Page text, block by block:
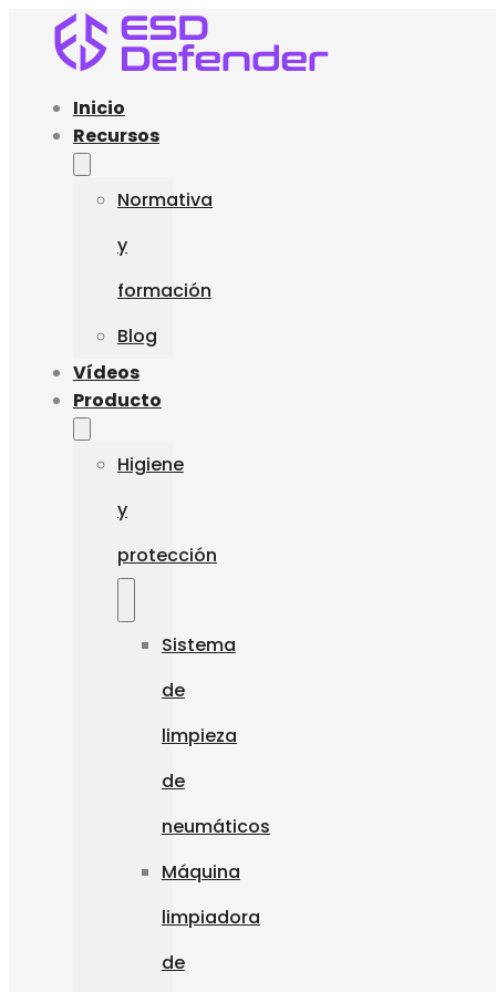
Inicio
Recursos
Normativa
y
formación
Blog
Vídeos
Producto
Higiene
y
protección
Sistema
de
limpieza
de
neumáticos
Máquina
limpiadora
de